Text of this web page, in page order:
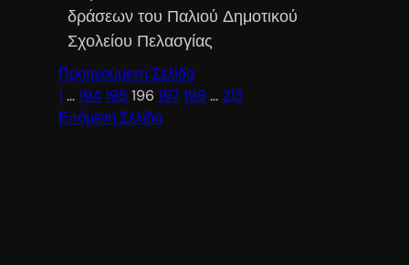
δράσεων του Παλιού Δημοτικού
Σχολείου Πελασγίας
Προηγούμενη Σελίδα
1 …194195 196 197 198 … 213
Επόμενη Σελίδα